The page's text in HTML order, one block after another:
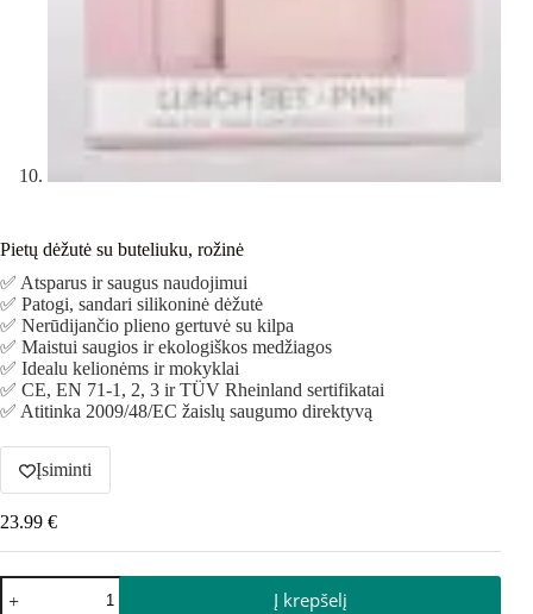
Pietų dėžutė su buteliuku, rožinė
✅ Atsparus ir saugus naudojimui
✅ Patogi, sandari silikoninė dėžutė
✅ Nerūdijančio plieno gertuvė su kilpa
✅ Maistui saugios ir ekologiškos medžiagos
✅ Idealu kelionėms ir mokyklai
✅ CE, EN 71-1, 2, 3 ir TÜV Rheinland sertifikatai
✅ Atitinka 2009/48/EC žaislų saugumo direktyvą
Įsiminti
23.99 €
Į krepšelį